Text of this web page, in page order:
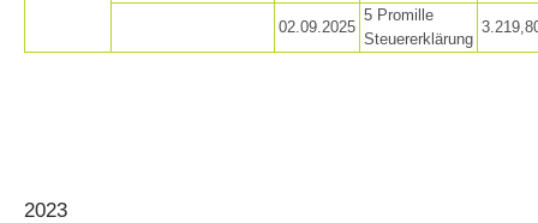
02.09.2025
5 Promille
Steuererklärung
2023